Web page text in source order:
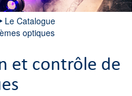
Le Catalogue
optiques
et contrôle de